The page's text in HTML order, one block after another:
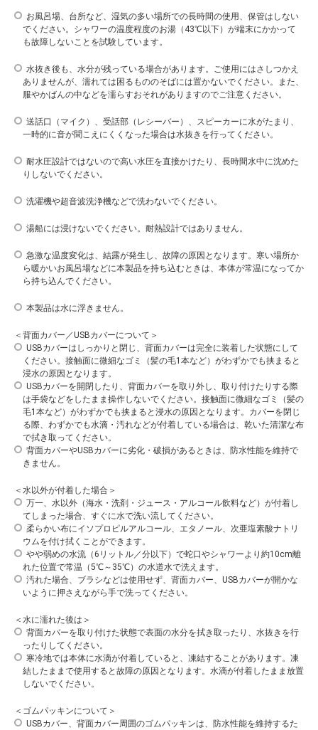
お風呂場、台所など、湿気の多い場所での長時間の使用、保管はしない
でください。シャワーの温度程度のお湯（43℃以下）が端末にかかって
も故障しないことを試験しています。
水抜き後も、水分が残っている場合があります。ご使用にはさしつかえ
ありませんが、濡れては困るもののそばには置かないでください。また、
服やかばんの中などを濡らすおそれがありますのでご注意ください。
送話口（マイク）、受話部（レシーバー）、スピーカーに水がたまり、
一時的に音が聞こえにくくなった場合は水抜きを行ってください。
耐水圧設計ではないので高い水圧を直接かけたり、長時間水中に沈めた
りしないでください。
洗濯機や超音波洗浄機などで洗わないでください。
湯船には浸けないでください。耐熱設計ではありません。
急激な温度変化は、結露が発生し、故障の原因となります。寒い場所か
ら暖かいお風呂場などに本製品を持ち込むときは、本体が常温になってか
ら持ち込んでください。
本製品は水に浮きません。
＜背面カバー／USBカバーについて＞
USBカバーはしっかりと閉じ、背面カバーは完全に装着した状態にして
ください。接触面に微細なゴミ（髪の毛1本など）がわずかでも挟まると
浸水の原因となります。
USBカバーを開閉したり、背面カバーを取り外し、取り付けたりする際
は手袋などをしたまま操作しないでください。接触面に微細なゴミ（髪の
毛1本など）がわずかでも挟まると浸水の原因となります。カバーを閉じ
る際、わずかでも水滴・汚れなどが付着している場合は、乾いた清潔な布
で拭き取ってください。
背面カバーやUSBカバーに劣化・破損があるときは、防水性能を維持で
きません。
＜水以外が付着した場合＞
万一、水以外（海水・洗剤・ジュース・アルコール飲料など）が付着し
てしまった場合、すぐに水で洗い流してください。
柔らかい布にイソプロピルアルコール、エタノール、次亜塩素酸ナトリ
ウムを付け拭くことができます。
やや弱めの水流（6リットル／分以下）で蛇口やシャワーより約10cm離
れた位置で常温（5℃～35℃）の水道水で洗えます。
汚れた場合、ブラシなどは使用せず、背面カバー、USBカバーが開かな
いように押さえながら手で洗ってください。
＜水に濡れた後は＞
背面カバーを取り付けた状態で表面の水分を拭き取ったり、水抜きを行
ったりしてください。
寒冷地では本体に水滴が付着していると、凍結することがあります。凍
結したままで使用すると故障の原因となります。水滴が付着したまま放置
しないでください。
＜ゴムパッキンについて＞
USBカバー、背面カバー周囲のゴムパッキンは、防水性能を維持するた